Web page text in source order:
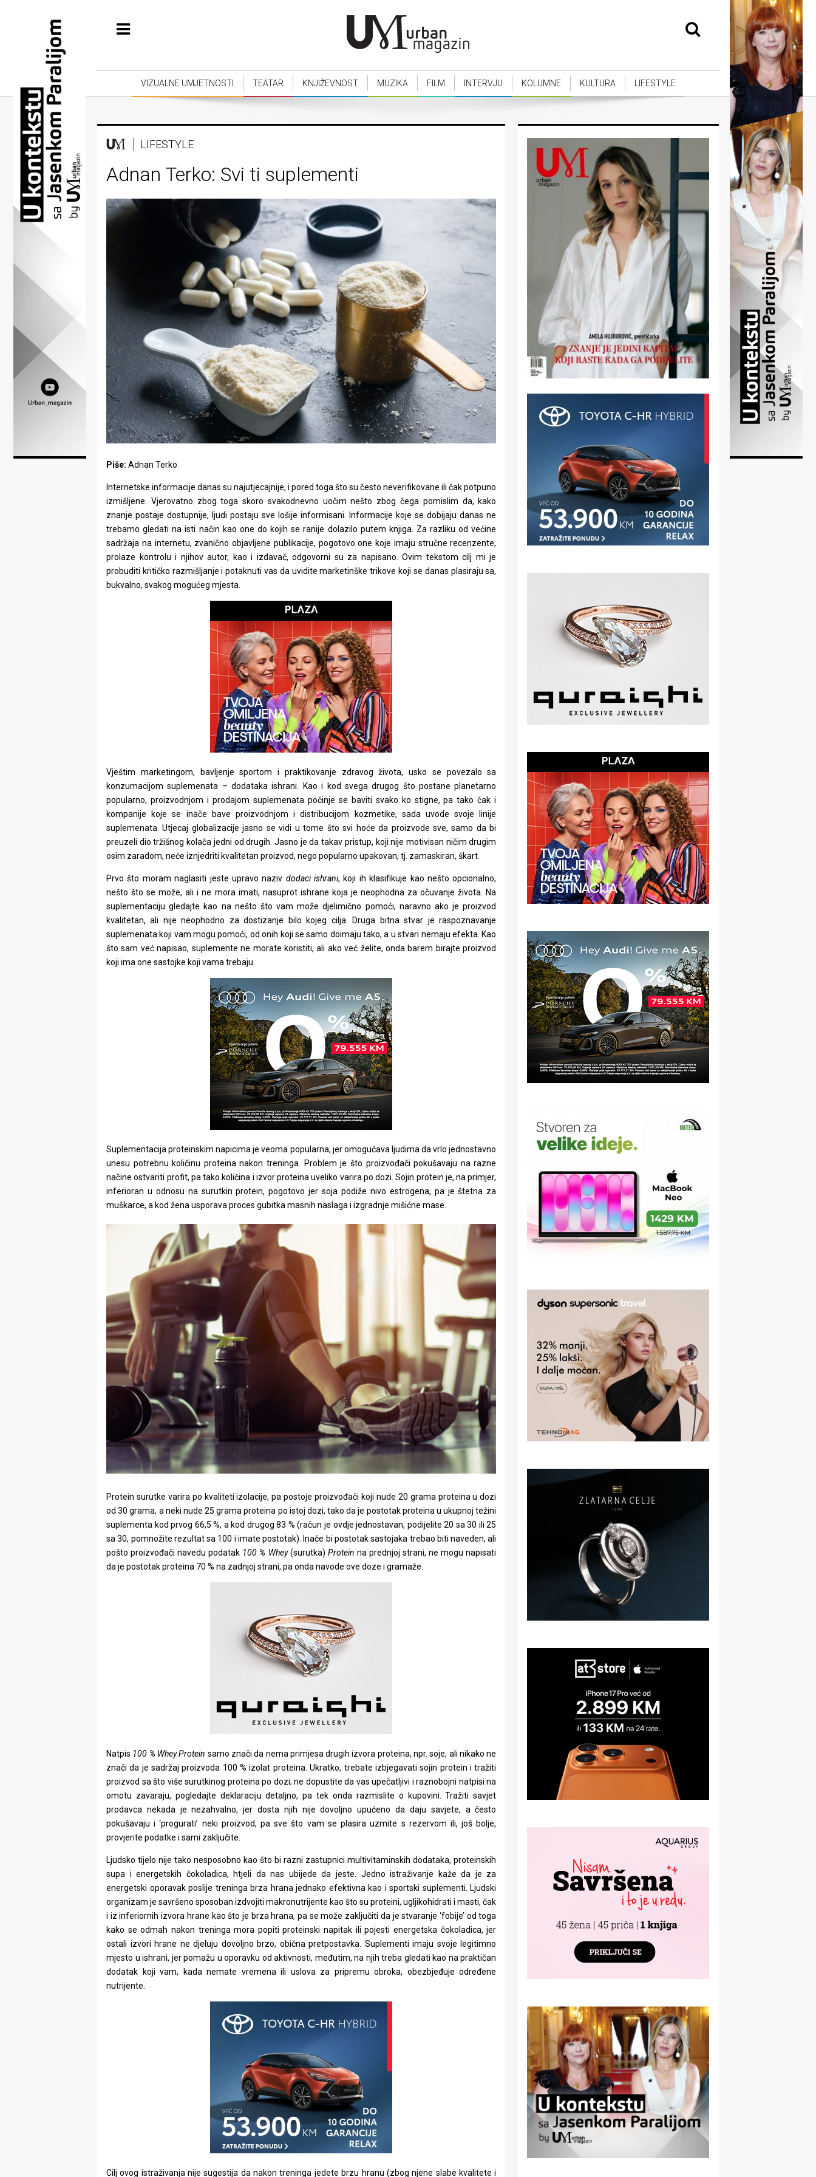
Vizualne
umjetnosti
Teatar
Književnost
Muzika
Film
Intervju
Kolumne
Lifestyle
Beauty
Zdravlje
stolom
u
VIZUALNE UMJETNOSTI TEATAR KNJIŽEVNOST MUZIKA FILM INTERVJU KOLUMNE KULTURA LIFESTYLE
LIFESTYLE
Adnan Terko: Svi ti suplementi
Piše: Adnan Terko
Internetske informacije danas su najutjecajnije, i pored toga što su često neverifikovane ili čak potpuno
izmišljene. Vjerovatno zbog toga skoro svakodnevno uočim nešto zbog čega pomislim da, kako
znanje postaje dostupnije, ljudi postaju sve lošije informisani. Informacije koje se dobijaju danas ne
trebamo gledati na isti način kao one do kojih se ranije dolazilo putem knjiga. Za razliku od većine
sadržaja na internetu, zvanično objavljene publikacije, pogotovo one koje imaju stručne recenzente,
prolaze kontrolu i njihov autor, kao i izdavač, odgovorni su za napisano. Ovim tekstom cilj mi je
probuditi kritičko razmišljanje i potaknuti vas da uvidite marketinške trikove koji se danas plasiraju sa,
bukvalno, svakog mogućeg mjesta.
Vještim marketingom, bavljenje sportom i praktikovanje zdravog života, usko se povezalo sa
konzumacijom suplemenata – dodataka ishrani. Kao i kod svega drugog što postane planetarno
popularno, proizvodnjom i prodajom suplemenata počinje se baviti svako ko stigne, pa tako čak i
kompanije koje se inače bave proizvodnjom i distribucijom kozmetike, sada uvode svoje linije
suplemenata. Utjecaj globalizacije jasno se vidi u tome što svi hoće da proizvode sve, samo da bi
preuzeli dio tržišnog kolača jedni od drugih. Jasno je da takav pristup, koji nije motivisan ničim drugim
osim zaradom, neće iznjedriti kvalitetan proizvod, nego popularno upakovan, tj. zamaskiran, škart.
Prvo što moram naglasiti jeste upravo naziv dodaci ishrani, koji ih klasifikuje kao nešto opcionalno,
nešto što se može, ali i ne mora imati, nasuprot ishrane koja je neophodna za očuvanje života. Na
suplementaciju gledajte kao na nešto što vam može djelimično pomoći, naravno ako je proizvod
kvalitetan, ali nije neophodno za dostizanje bilo kojeg cilja. Druga bitna stvar je raspoznavanje
suplemenata koji vam mogu pomoći, od onih koji se samo doimaju tako, a u stvari nemaju efekta. Kao
što sam već napisao, suplemente ne morate koristiti, ali ako već želite, onda barem birajte proizvod
koji ima one sastojke koji vama trebaju.
Suplementacija proteinskim napicima je veoma popularna, jer omogućava ljudima da vrlo jednostavno
unesu potrebnu količinu proteina nakon treninga. Problem je što proizvođači pokušavaju na razne
načine ostvariti profit, pa tako količina i izvor proteina uveliko varira po dozi. Sojin protein je, na primjer,
inferioran u odnosu na surutkin protein, pogotovo jer soja podiže nivo estrogena, pa je štetna za
muškarce, a kod žena usporava proces gubitka masnih naslaga i izgradnje mišićne mase.
Protein surutke varira po kvaliteti izolacije, pa postoje proizvođači koji nude 20 grama proteina u dozi
od 30 grama, a neki nude 25 grama proteina po istoj dozi, tako da je postotak proteina u ukupnoj težini
suplementa kod prvog 66,5 %, a kod drugog 83 % (račun je ovdje jednostavan, podijelite 20 sa 30 ili 25
sa 30, pomnožite rezultat sa 100 i imate postotak). Inače bi postotak sastojaka trebao biti naveden, ali
pošto proizvođači navedu podatak 100 % Whey(surutka) Protein na prednjoj strani, ne mogu napisati
da je postotak proteina 70 % na zadnjoj strani, pa onda navode ove doze i gramaže.
Natpis 100 % Whey Protein samo znači da nema primjesa drugih izvora proteina, npr. soje, ali nikako ne
znači da je sadržaj proizvoda 100 % izolat proteina. Ukratko, trebate izbjegavati sojin protein i tražiti
proizvod sa što više surutkinog proteina po dozi; ne dopustite da vas upečatljivi i raznobojni natpisi na
omotu zavaraju, pogledajte deklaraciju detaljno, pa tek onda razmislite o kupovini. Tražiti savjet
prodavca nekada je nezahvalno, jer dosta njih nije dovoljno upućeno da daju savjete, a često
pokušavaju i ‘progurati’ neki proizvod, pa sve što vam se plasira uzmite s rezervom ili, još bolje,
provjerite podatke i sami zaključite.
Ljudsko tijelo nije tako nesposobno kao što bi razni zastupnici multivitaminskih dodataka, proteinskih
supa i energetskih čokoladica, htjeli da nas ubijede da jeste. Jedno istraživanje kaže da je za
energetski oporavak poslije treninga brza hrana jednako efektivna kao i sportski suplementi. Ljudski
organizam je savršeno sposoban izdvojiti makronutrijente kao što su proteini, ugljikohidrati i masti, čak
i iz inferiornih izvora hrane kao što je brza hrana, pa se može zaključiti da je stvaranje ‘fobije’ od toga
kako se odmah nakon treninga mora popiti proteinski napitak ili pojesti energetska čokoladica, jer
ostali izvori hrane ne djeluju dovoljno brzo, obična pretpostavka. Suplementi imaju svoje legitimno
mjesto u ishrani, jer pomažu u oporavku od aktivnosti, međutim, na njih treba gledati kao na praktičan
dodatak koji vam, kada nemate vremena ili uslova za pripremu obroka, obezbjeđuje određene
nutrijente.
Cilj ovog istraživanja nije sugestija da nakon treninga jedete brzu hranu (zbog njene slabe kvalitete i